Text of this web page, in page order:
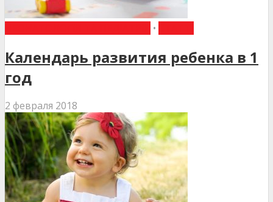
•
Календарь развития ребенка в 1
год
2 февраля 2018